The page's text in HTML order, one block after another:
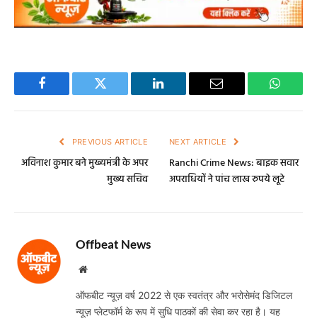
Facebook Twitter LinkedIn Email
PREVIOUS ARTICLE
अविनाश कुमार बने मुख्यमंत्री के अपर
मुख्य सचिव
NEXT ARTICLE
Ranchi Crime News: बाइक सवार
अपराधियों ने पांच लाख रुपये लूटे
Offbeat News
Website
ऑफबीट न्यूज़ वर्ष 2022 से एक स्वतंत्र और भरोसेमंद डिजिटल
न्यूज़ प्लेटफॉर्म के रूप में सुधि पाठकों की सेवा कर रहा है। यह